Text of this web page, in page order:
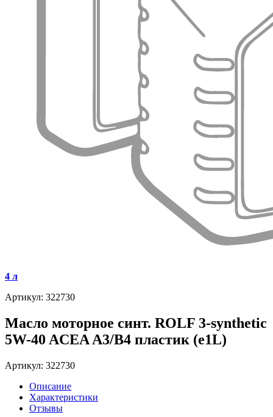
4 л
Артикул: 322730
Масло моторное синт. ROLF 3-synthetic
5W-40 ACEA A3/B4 пластик (e1L)
Артикул: 322730
Описание
Характеристики
Отзывы